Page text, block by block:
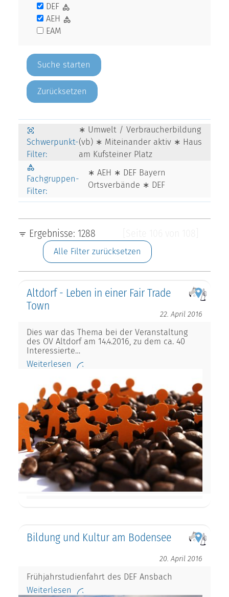
DEF
AEH
EAM
Zurücksetzen
Schwerpunkt-
Filter:
∗ Umwelt / Verbraucherbildung
(vb) ∗ Miteinander aktiv ∗ Haus
am Kufsteiner Platz
Fachgruppen-
Filter:
∗ AEH ∗ DEF Bayern
Ortsverbände ∗ DEF
Ergebnisse: 1288
Alle Filter zurücksetzen
Altdorf - Leben in einer Fair Trade
Town
22. April 2016
Dies war das Thema bei der Veranstaltung
des OV Altdorf am 14.4.2016, zu dem ca. 40
Interessierte…
Weiterlesen
Bildung und Kultur am Bodensee
20. April 2016
Frühjahrstudienfahrt des DEF Ansbach
Weiterlesen